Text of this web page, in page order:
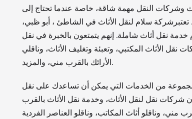
وشركات النقل مهمة شاقة، خاصة عندما تحتاج إلى
سلام لنقل الأثاث في الشاطئ ، أبو ظبي،
نقل أثاث شاملة. إنهم يتمتعون بالخبرة في نقل
نقل الأثاث المكتبي، وتعبئة وتغليف الأثاث، وناقلي
الأرائك بالقرب مني، والمزيد.
من الخدمات التي يمكن أن تساعدك على نقل
شركات نقل لنقل الأثاث، وخدمة نقل الأثاث بالقرب
مني، وناقلو أثاث المكاتب، وناقلو العناصر الفردية